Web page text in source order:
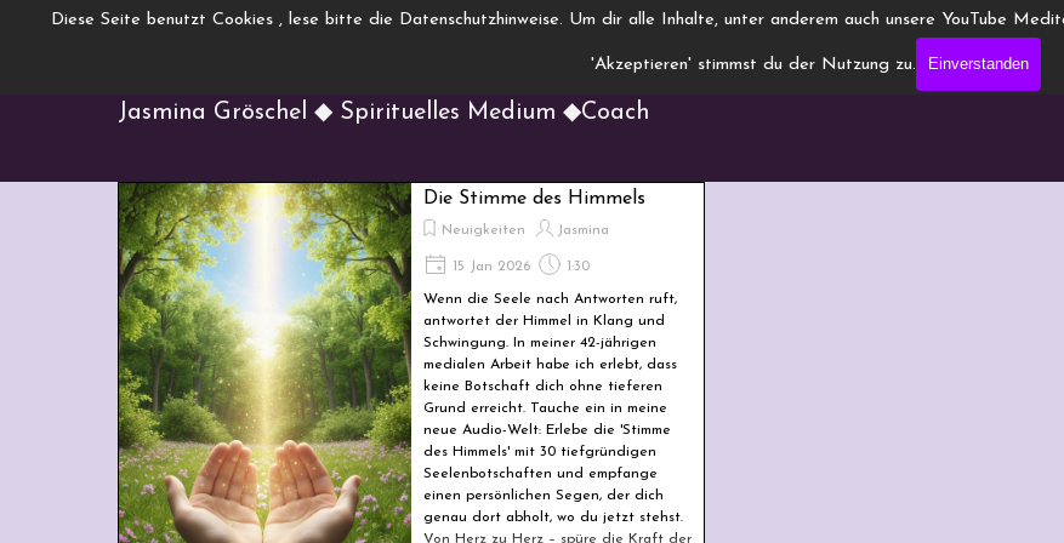
Diese Seite benutzt Cookies , lese bitte die Datenschutzhinweise. Um dir alle Inhalte, unter anderem auch unsere YouTube
'Akzeptieren' stimmst du der Nutzung zu. Einverstanden
Direkt zum Seiteninhalt
www.Engelchanneling.de
Jasmina Gröschel ◆ Spirituelles Medium ◆Coach
Die Stimme des Himmels
Neuigkeiten Jasmina
15 Jan 2026 1:30
Wenn die Seele nach Antworten ruft,
antwortet der Himmel in Klang und
Schwingung. In meiner 42-jährigen
medialen Arbeit habe ich erlebt, dass
keine Botschaft dich ohne tieferen
Grund erreicht. Tauche ein in meine
neue Audio-Welt: Erlebe die 'Stimme
des Himmels' mit 30 tiefgründigen
Seelenbotschaften und empfange
einen persönlichen Segen, der dich
genau dort abholt, wo du jetzt stehst.
Von Herz zu Herz – spüre die Kraft der